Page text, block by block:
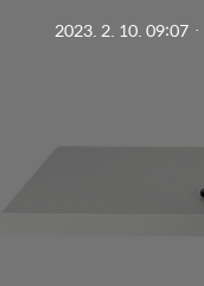
2023. 2. 10. 09:07 ㆍ